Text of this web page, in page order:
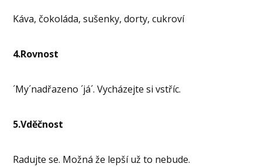
Káva, čokoláda, sušenky, dorty, cukroví
4.Rovnost
´My´nadřazeno ´já´. Vycházejte si vstříc.
5.Vděčnost
Radujte se. Možná že lepší už to nebude.